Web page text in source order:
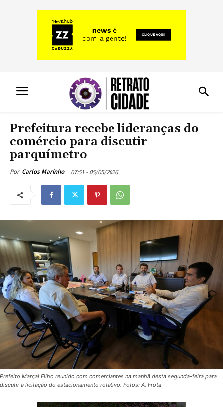
Prefeitura recebe lideranças do
comércio para discutir
parquímetro
Por Carlos Marinho 07:51 - 05/05/2026
Prefeito Marçal Filho reunido com comerciantes na manhã desta segunda-feira para
discutir a licitação do estacionamento rotativo. Fotos: A. Frota